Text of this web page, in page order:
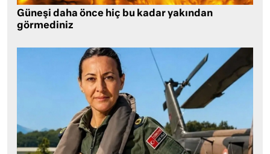
Güneşi daha önce hiç bu kadar yakından
görmediniz